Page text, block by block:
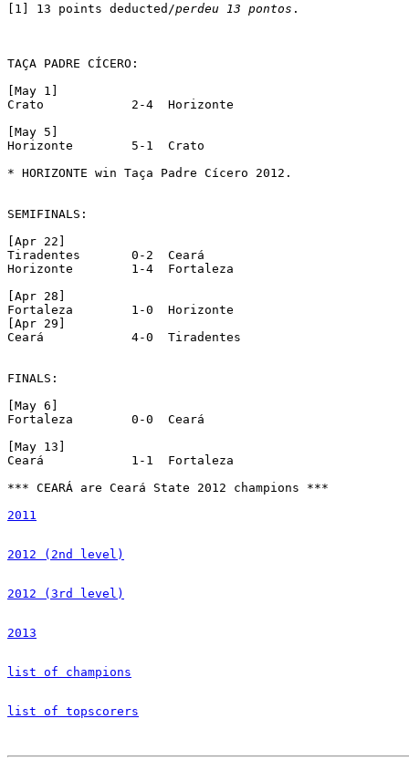
[1] 13 points deducted/perdeu 13 pontos .
TAÇA PADRE CÍCERO:
[May 1]
Crato 		 2-4  Horizonte
[May 5]
Horizonte 	 5-1  Crato
* HORIZONTE win Taça Padre Cícero 2012.
SEMIFINALS:
[Apr 22]
Tiradentes 	 0-2  Ceará
Horizonte 	 1-4  Fortaleza
[Apr 28]
Fortaleza 	 1-0  Horizonte
[Apr 29]
Ceará 		 4-0  Tiradentes
FINALS:
[May 6]
Fortaleza 	 0-0  Ceará
[May 13]
Ceará 		 1-1  Fortaleza				(Ceará won due to better campaign)
*** CEARÁ are Ceará State 2012 champions ***
2011
2012 (2nd level)
2012 (3rd level)
2013
list of champions
list of topscorers